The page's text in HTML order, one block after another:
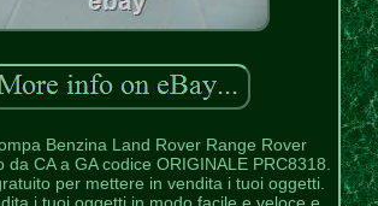
Benzina Land Rover Range Rover
da CA a GA codice ORIGINALE PRC8318.
per mettere in vendita i tuoi oggetti.